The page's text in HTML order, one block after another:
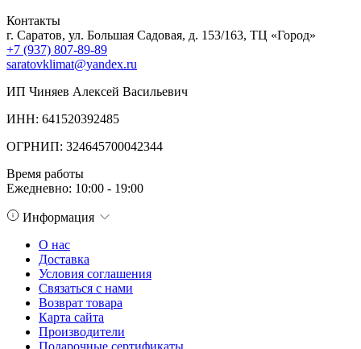
Контакты
г. Саратов, ул. Большая Садовая, д. 153/163, ТЦ «Город»
+7 (937) 807-89-89
saratovklimat@yandex.ru
ИП Чиняев Алексей Васильевич
ИНН: 641520392485
ОГРНИП: 324645700042344
Время работы
Ежедневно: 10:00 - 19:00
Информация
О нас
Доставка
Условия соглашения
Связаться с нами
Возврат товара
Карта сайта
Производители